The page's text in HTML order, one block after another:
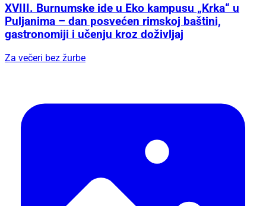
XVIII. Burnumske ide u Eko kampusu „Krka“ u
Puljanima – dan posvećen rimskoj baštini,
gastronomiji i učenju kroz doživljaj
Za večeri bez žurbe